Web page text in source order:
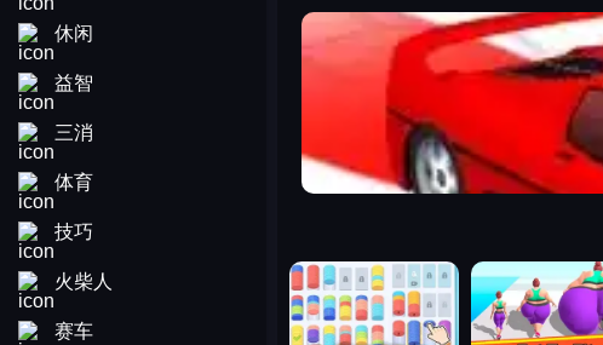
休闲
益智
三消
体育
技巧
火柴人
赛车
arena king
merge coin fat to fit